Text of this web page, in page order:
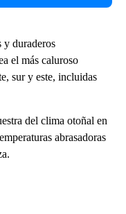
y duraderos
el más caluroso
sur y este, incluidas
del clima otoñal en
abrasadoras